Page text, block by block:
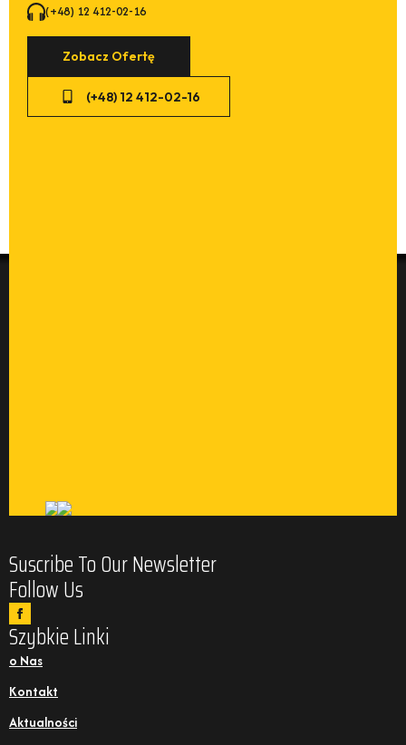
(+48) 12 412-02-16
Zobacz Ofertę
(+48) 12 412-02-16
Suscribe To Our Newsletter
Follow Us
Szybkie Linki
o Nas
Kontakt
Aktualności